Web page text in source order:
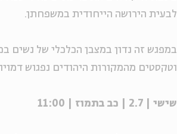
לבעית הירושה הייחודית במשפחתן.
במפגש זה נדון במצבן הכלכלי של נשים
וטקסטים מהמקורות היהודים נפגוש
שישי | 2.7 | כב בתמוז | 11:00